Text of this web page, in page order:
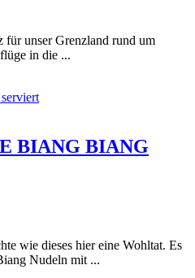
für unser Grenzland rund um
in die ...
BIANG BIANG
wie dieses hier eine Wohltat. Es
Nudeln mit ...